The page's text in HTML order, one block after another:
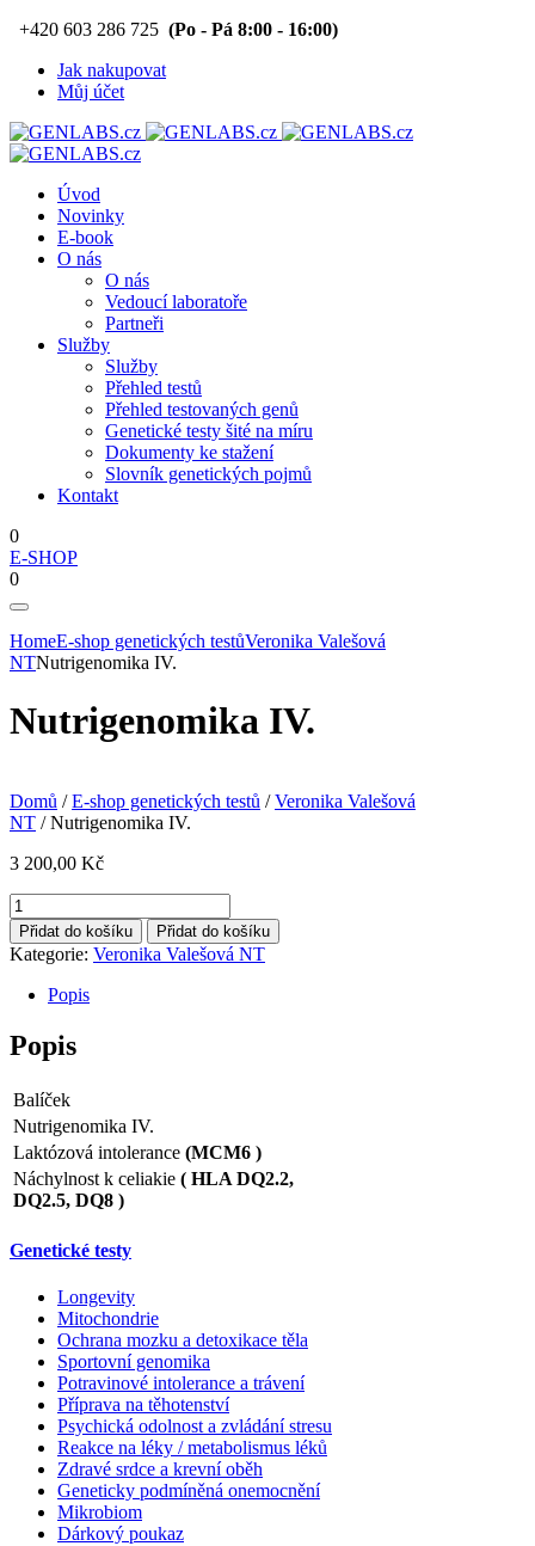
+420 603 286 725 (Po - Pá 8:00 - 16:00)
Jak nakupovat
Můj účet
Úvod
Novinky
E-book
O nás
O nás
Vedoucí laboratoře
Partneři
Služby
Služby
Přehled testů
Přehled testovaných genů
Genetické testy šité na míru
Dokumenty ke stažení
Slovník genetických pojmů
Kontakt
0
E-SHOP
0
HomeE-shop genetických testůVeronika Valešová
NTNutrigenomika IV.
Nutrigenomika IV.
Domů /E-shop genetických testů /Veronika Valešová
NT / Nutrigenomika IV.
3 200,00 Kč
Nutrigenomika
IV.
množství
Přidat do košíku Přidat do košíku
Kategorie: Veronika Valešová NT
Popis
Popis
Balíček
Nutrigenomika IV.
Laktózová intolerance (MCM6 )
Náchylnost k celiakie ( HLA DQ2.2,
DQ2.5, DQ8 )
Genetické testy
Longevity
Mitochondrie
Ochrana mozku a detoxikace těla
Sportovní genomika
Potravinové intolerance a trávení
Příprava na těhotenství
Psychická odolnost a zvládání stresu
Reakce na léky / metabolismus léků
Zdravé srdce a krevní oběh
Geneticky podmíněná onemocnění
Mikrobiom
Dárkový poukaz